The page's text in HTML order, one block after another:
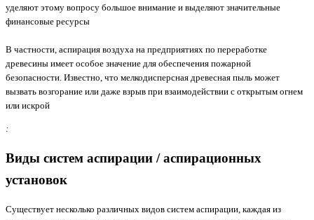
уделяют этому вопросу большое внимание и выделяют значительные
финансовые ресурсы
В частности, аспирация воздуха на предприятиях по переработке
древесины имеет особое значение для обеспечения пожарной
безопасности. Известно, что мелкодисперсная древесная пыль может
вызвать возгорание или даже взрыв при взаимодействии с открытым огнем
или искрой
Виды систем аспирации / аспирационных
установок
Существует несколько различных видов систем аспирации, каждая из